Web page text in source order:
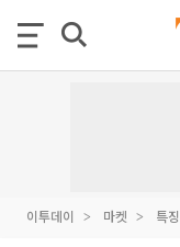
이투데이 마켓 특